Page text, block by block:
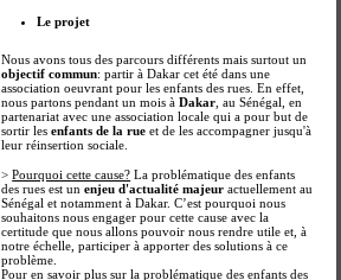
Le projet
Nous avons tous des parcours différents mais surtout un
objectif commun: partir à Dakar cet été dans une
association oeuvrant pour les enfants des rues. En effet,
nous partons pendant un mois àDakar , au Sénégal, en
partenariat avec une association locale qui a pour but de
sortir lesenfants de la rueet de les accompagner jusqu'à
leur réinsertion sociale.
>Pourquoi cette cause? La problématique des enfants
des rues est unenjeu d'actualité majeuractuellement au
Sénégal et notamment à Dakar. C’est pourquoi nous
souhaitons nous engager pour cette cause avec la
certitude que nous allons pouvoir nous rendre utile et, à
notre échelle, participer à apporter des solutions à ce
problème.
Pour en savoir plus sur la problématique des enfants des